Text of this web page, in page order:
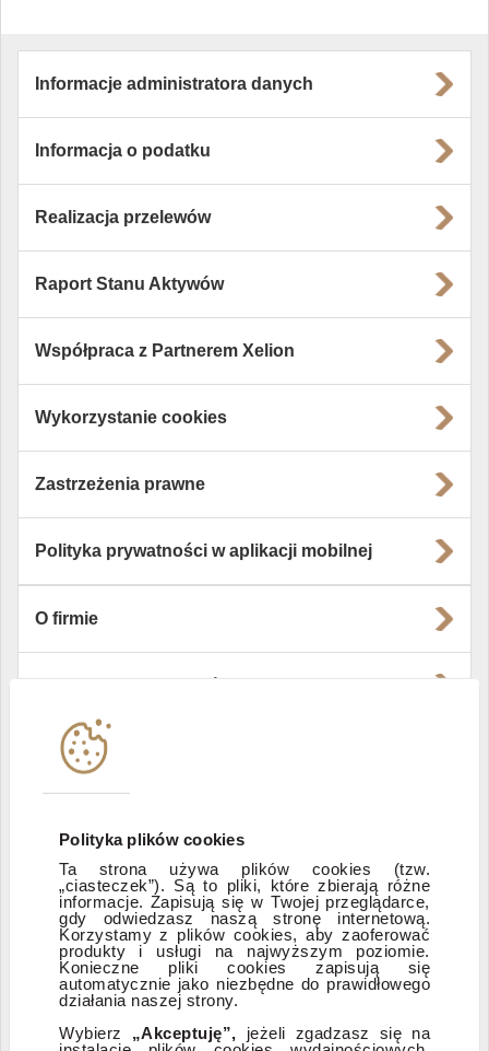
Polityka plików cookies
Ta strona używa plików cookies (tzw.
„ciasteczek”). Są to pliki, które zbierają różne
informacje. Zapisują się w Twojej przeglądarce,
gdy odwiedzasz naszą stronę internetową.
Korzystamy z plików cookies, aby zaoferować
produkty i usługi na najwyższym poziomie.
Konieczne pliki cookies zapisują się
automatycznie jako niezbędne do prawidłowego
działania naszej strony.
Wybierz „Akceptuję”, jeżeli zgadzasz się na
Informacje administratora danych
Informacja o podatku
Realizacja przelewów
Raport Stanu Aktywów
Współpraca z Partnerem Xelion
Wykorzystanie cookies
Zastrzeżenia prawne
Polityka prywatności w aplikacji mobilnej
O firmie
Instytucje współpracujące
Zastrzeżenia prawne
ESG